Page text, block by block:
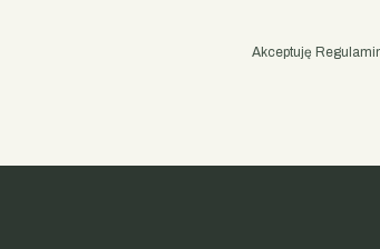
Akceptuję